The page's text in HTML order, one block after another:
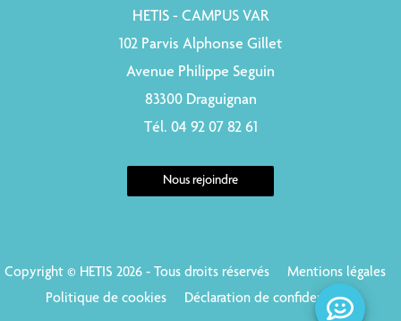
HETIS - CAMPUS VAR
102 Parvis Alphonse Gillet
Avenue Philippe Seguin
83300 Draguignan
Tél. 04 92 07 82 61
Nous rejoindre
Copyright © HETIS 2026 - Tous droits réservés Mentions légales
Politique de cookies
Déclaration de confidentialité